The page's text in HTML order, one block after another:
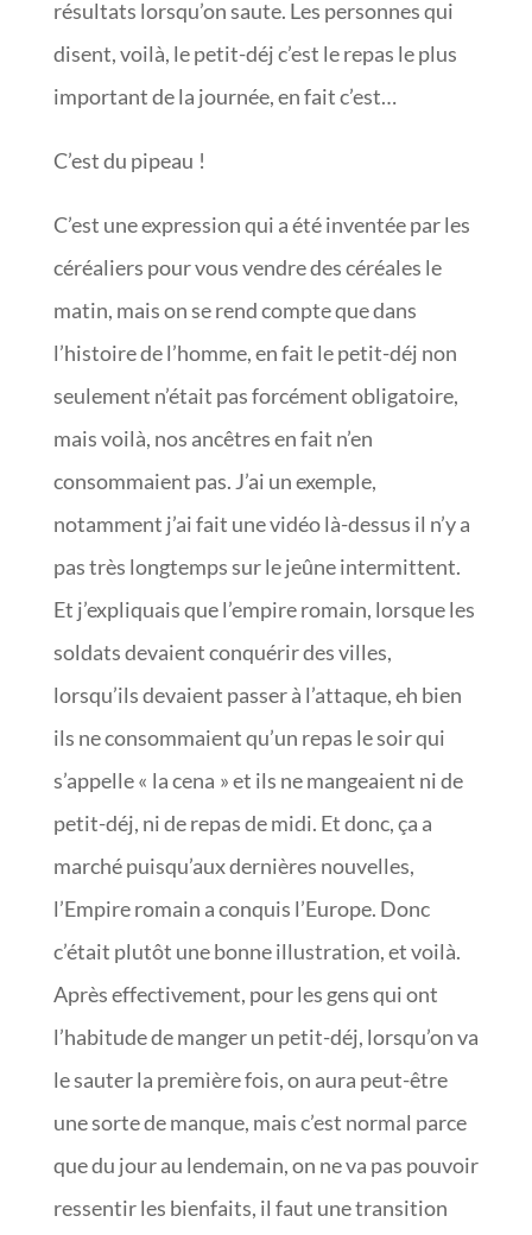
résultats lorsqu’on saute. Les personnes qui
disent, voilà, le petit-déj c’est le repas le plus
important de la journée, en fait c’est…
C’est du pipeau !
C’est une expression qui a été inventée par les
céréaliers pour vous vendre des céréales le
matin, mais on se rend compte que dans
l’histoire de l’homme, en fait le petit-déj non
seulement n’était pas forcément obligatoire,
mais voilà, nos ancêtres en fait n’en
consommaient pas. J’ai un exemple,
notamment j’ai fait une vidéo là-dessus il n’y a
pas très longtemps sur le jeûne intermittent.
Et j’expliquais que l’empire romain, lorsque les
soldats devaient conquérir des villes,
lorsqu’ils devaient passer à l’attaque, eh bien
ils ne consommaient qu’un repas le soir qui
s’appelle « la cena » et ils ne mangeaient ni de
petit-déj, ni de repas de midi. Et donc, ça a
marché puisqu’aux dernières nouvelles,
l’Empire romain a conquis l’Europe. Donc
c’était plutôt une bonne illustration, et voilà.
Après effectivement, pour les gens qui ont
l’habitude de manger un petit-déj, lorsqu’on va
le sauter la première fois, on aura peut-être
une sorte de manque, mais c’est normal parce
que du jour au lendemain, on ne va pas pouvoir
ressentir les bienfaits, il faut une transition